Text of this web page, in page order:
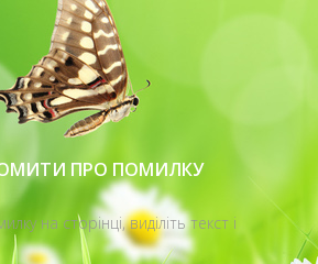
ПРО ПОМИЛКУ
на сторінці, виділіть текст і